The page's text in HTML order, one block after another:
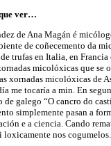
ver…
de Ana Magán é
de coñecemento da
trufas en Italia, en Francia
micolóxicas que se
xornadas micolóxicas de
me tocaría a min. En
galego “O cancro do
simplemente pasan a
e a ciencia. Cando
nos cogumelos.